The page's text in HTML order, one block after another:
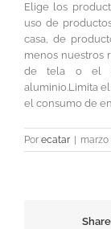
Elige los
uso de
casa, de
menos nuestros
de tela o el
aluminio.Limita
el consumo de
Por ecatar marzo